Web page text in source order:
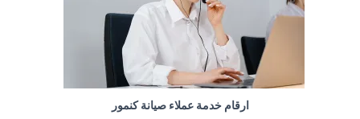
ارقام خدمة عملاء صيانة كنمور